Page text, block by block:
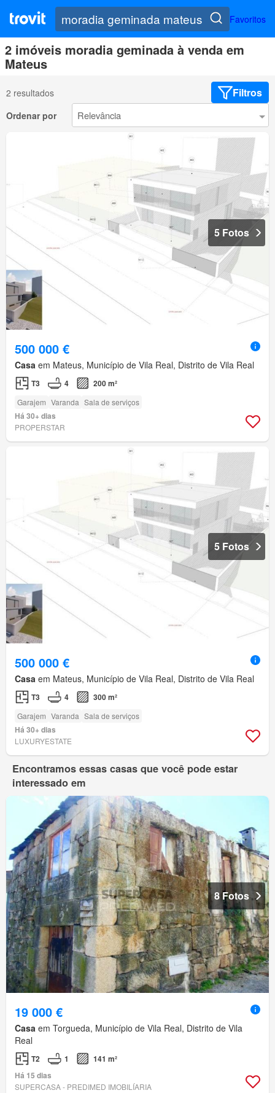
Favoritos
2 imóveis moradia geminada à venda em
Mateus
2 resultados Filtros
Ordenar por
5 Fotos
500 000 €
Casa em Mateus, Município de Vila Real, Distrito de Vila Real
T3 4 200 m²
Garajem Varanda Sala de serviços
Há 30+ dias
PROPERSTAR
5 Fotos
500 000 €
Casa em Mateus, Município de Vila Real, Distrito de Vila Real
T3 4 300 m²
Garajem Varanda Sala de serviços
Há 30+ dias
LUXURYESTATE
Encontramos essas casas que você pode estar
interessado em
8 Fotos
19 000 €
Casa em Torgueda, Município de Vila Real, Distrito de Vila
Real
T2 1
141 m²
Há 15 dias
SUPERCASA - PREDIMED IMOBILÍARIA